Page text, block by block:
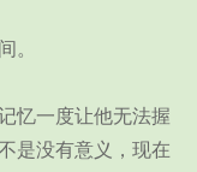
。
一度让他无法握
是没有意义，现在